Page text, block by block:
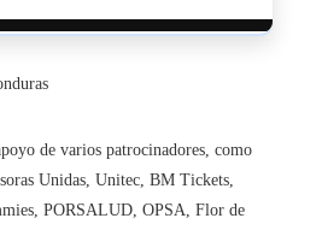
de varios patrocinadores, como
Unidas, Unitec, BM Tickets,
PORSALUD, OPSA, Flor de